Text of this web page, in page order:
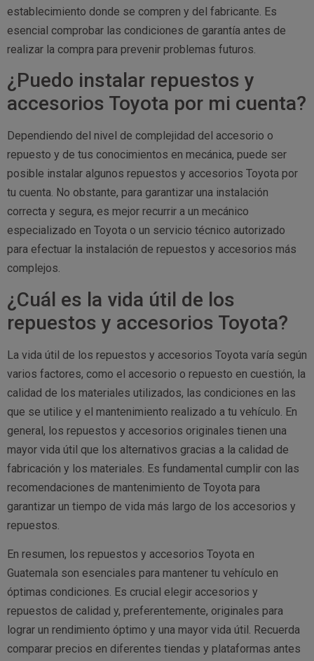
establecimiento donde se compren y del fabricante. Es
esencial comprobar las condiciones de garantía antes de
realizar la compra para prevenir problemas futuros.
¿Puedo instalar repuestos y
accesorios Toyota por mi cuenta?
Dependiendo del nivel de complejidad del accesorio o
repuesto y de tus conocimientos en mecánica, puede ser
posible instalar algunos repuestos y accesorios Toyota por
tu cuenta. No obstante, para garantizar una instalación
correcta y segura, es mejor recurrir a un mecánico
especializado en Toyota o un servicio técnico autorizado
para efectuar la instalación de repuestos y accesorios más
complejos.
¿Cuál es la vida útil de los
repuestos y accesorios Toyota?
La vida útil de los repuestos y accesorios Toyota varía según
varios factores, como el accesorio o repuesto en cuestión, la
calidad de los materiales utilizados, las condiciones en las
que se utilice y el mantenimiento realizado a tu vehículo. En
general, los repuestos y accesorios originales tienen una
mayor vida útil que los alternativos gracias a la calidad de
fabricación y los materiales. Es fundamental cumplir con las
recomendaciones de mantenimiento de Toyota para
garantizar un tiempo de vida más largo de los accesorios y
repuestos.
En resumen, los repuestos y accesorios Toyota en
Guatemala son esenciales para mantener tu vehículo en
óptimas condiciones. Es crucial elegir accesorios y
repuestos de calidad y, preferentemente, originales para
lograr un rendimiento óptimo y una mayor vida útil. Recuerda
comparar precios en diferentes tiendas y plataformas antes